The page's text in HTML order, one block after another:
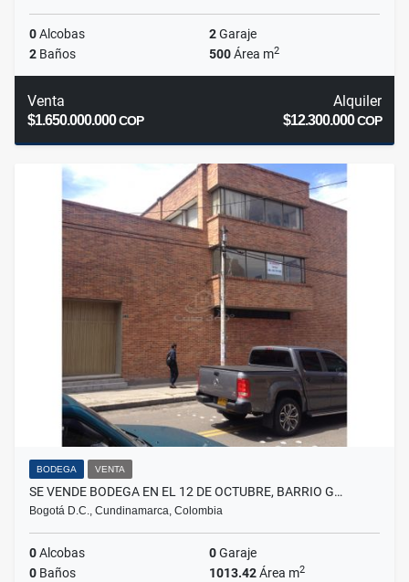
0Alcobas 2Garaje
2 Baños 500Área m2
Venta
$1.650.000.000COP
Alquiler
$12.300.000COP
BODEGA VENTA
SE VENDE BODEGA EN EL 12 DE OCTUBRE, BARRIO G…
Bogotá D.C., Cundinamarca, Colombia
0Alcobas 0Garaje
0 Baños 1013.42Área m2